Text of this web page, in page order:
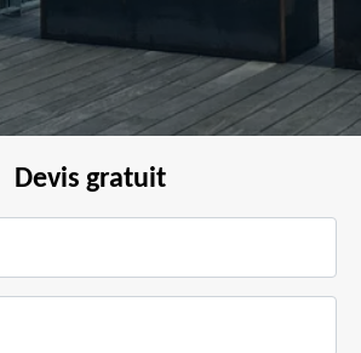
Devis gratuit